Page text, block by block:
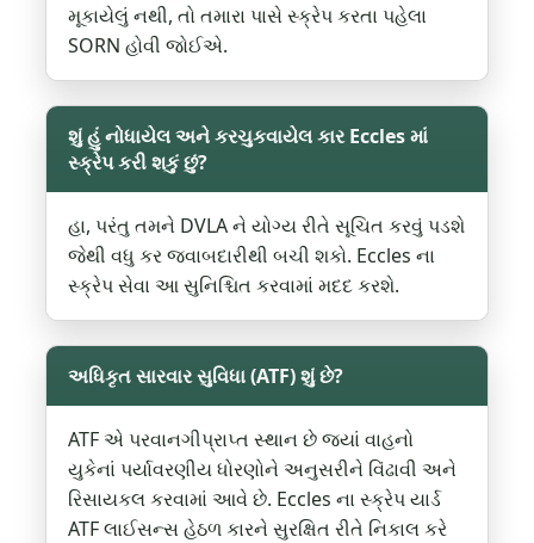
મૂકાયેલું નથી, તો તમારા પાસે સ્ક્રેપ કરતા પહેલા
SORN હોવી જોઈએ.
શું હું નોધાયેલ અને કરચુકવાયેલ કાર Eccles માં
સ્ક્રેપ કરી શકું છું?
હા, પરંતુ તમને DVLA ને યોગ્ય રીતે સૂચિત કરવું પડશે
જેથી વધુ કર જવાબદારીથી બચી શકો. Eccles ના
સ્ક્રેપ સેવા આ સુનિશ્ચિત કરવામાં મદદ કરશે.
અધિકૃત સારવાર સુવિધા (ATF) શું છે?
ATF એ પરવાનગીપ્રાપ્ત સ્થાન છે જ્યાં વાહનો
યુકેનાં પર્યાવરણીય ધોરણોને અનુસરીને વિંઢાવી અને
રિસાયકલ કરવામાં આવે છે. Eccles ના સ્ક્રેપ યાર્ડ
ATF લાઈસન્સ હેઠળ કારને સુરક્ષિત રીતે નિકાલ કરે